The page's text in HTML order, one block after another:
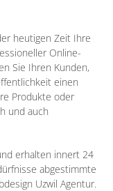
heutigen Zeit Ihre
Online-
Sie Ihren Kunden,
einen
Produkte oder
und auch
erhalten innert 24
abgestimmte
Uzwil Agentur.